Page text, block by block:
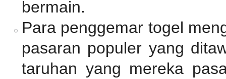
bermain.
Para penggemar togel
pasaran populer yang
taruhan yang mereka